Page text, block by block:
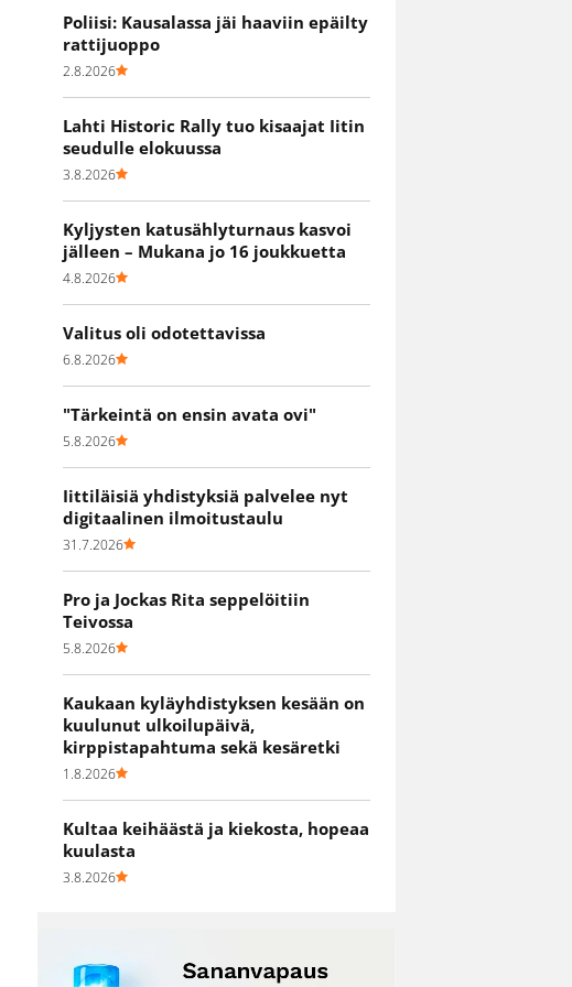
Poliisi: Kausalassa jäi haaviin epäilty
rattijuoppo
2.8.2026
Lahti Historic Rally tuo kisaajat Iitin
seudulle elokuussa
3.8.2026
Kyljysten katusählyturnaus kasvoi
jälleen – Mukana jo 16 joukkuetta
4.8.2026
Valitus oli odotettavissa
6.8.2026
"Tärkeintä on ensin avata ovi"
5.8.2026
Iittiläisiä yhdistyksiä palvelee nyt
digitaalinen ilmoitustaulu
31.7.2026
Pro ja Jockas Rita seppelöitiin
Teivossa
5.8.2026
Kaukaan kyläyhdistyksen kesään on
kuulunut ulkoilupäivä,
kirppistapahtuma sekä kesäretki
1.8.2026
Kultaa keihäästä ja kiekosta, hopeaa
kuulasta
3.8.2026